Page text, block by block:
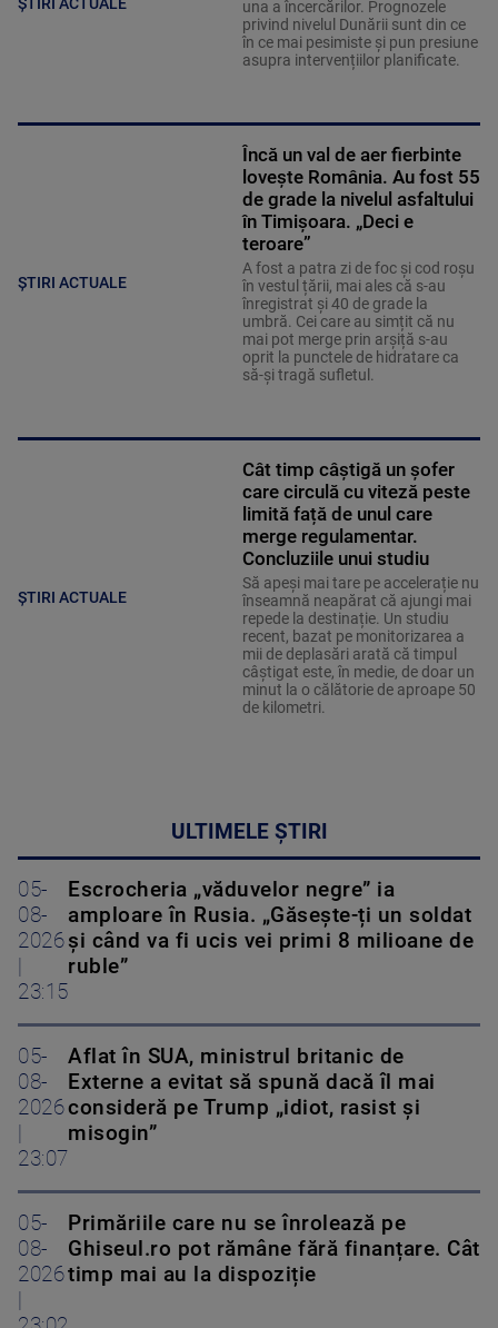
ȘTIRI ACTUALE
una a încercărilor. Prognozele
privind nivelul Dunării sunt din ce
în ce mai pesimiste și pun presiune
asupra intervențiilor planificate.
ȘTIRI ACTUALE
Încă un val de aer fierbinte
lovește România. Au fost 55
de grade la nivelul asfaltului
în Timișoara. „Deci e
teroare”
A fost a patra zi de foc și cod roșu
în vestul țării, mai ales că s-au
înregistrat și 40 de grade la
umbră. Cei care au simțit că nu
mai pot merge prin arșiță s-au
oprit la punctele de hidratare ca
să-și tragă sufletul.
ȘTIRI ACTUALE
Cât timp câștigă un șofer
care circulă cu viteză peste
limită față de unul care
merge regulamentar.
Concluziile unui studiu
Să apeși mai tare pe accelerație nu
înseamnă neapărat că ajungi mai
repede la destinație. Un studiu
recent, bazat pe monitorizarea a
mii de deplasări arată că timpul
câștigat este, în medie, de doar un
minut la o călătorie de aproape 50
de kilometri.
ULTIMELE ȘTIRI
05-
08-
2026
23:15
Escrocheria „văduvelor negre” ia
amploare în Rusia. „Găsește-ți un soldat
și când va fi ucis vei primi 8 milioane de
ruble”
05-
08-
2026
23:07
Aflat în SUA, ministrul britanic de
Externe a evitat să spună dacă îl mai
consideră pe Trump „idiot, rasist și
misogin”
05-
08-
2026
Primăriile care nu se înrolează pe
Ghiseul.ro pot rămâne fără finanțare. Cât
timp mai au la dispoziție